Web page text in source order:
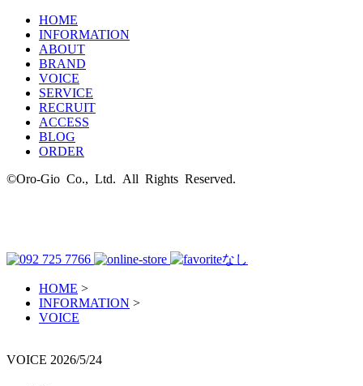
HOME
INFORMATION
ABOUT
BRAND
VOICE
SERVICE
RECRUIT
ACCESS
BLOG
ORDER
©Oro-Gio Co., Ltd. All Rights Reserved.
HOME >
INFORMATION >
VOICE
VOICE 2026/5/24